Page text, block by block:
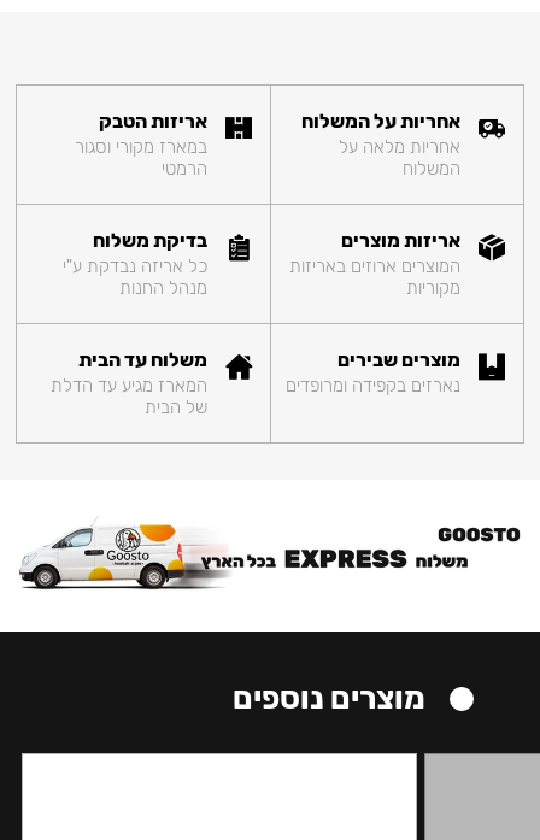
אחריות על המשלוח
אחריות מלאה על
המשלוח
אריזות הטבק
במארז מקורי וסגור
הרמטי
אריזות מוצרים
המוצרים ארוזים באריזות
מקוריות
בדיקת משלוח
כל אריזה נבדקת ע"י
מנהל החנות
מוצרים שבירים
נארזים בקפידה ומרופדים
משלוח עד הבית
המארז מגיע עד הדלת
של הבית
מוצרים נוספים